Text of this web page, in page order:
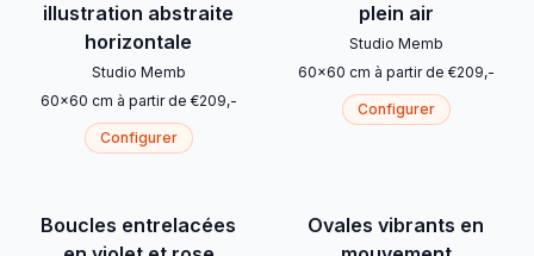
illustration abstraite
horizontale
Studio Memb
60x60 cm à partir de €209,-
Configurer
plein air
Studio Memb
60x60 cm à partir de €209,-
Configurer
Boucles entrelacées
Ovales vibrants en